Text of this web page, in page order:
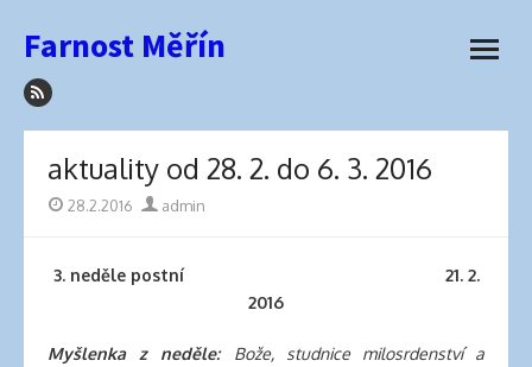
with
lingerie
na
Farnost Měřín
otevřít
aktuality od 28. 2. do 6. 3. 2016
Publikováno
28.2.2016 Autoradmin
3. neděle postní 21. 2.
2016
Myšlenka z neděle: Bože, studnice milosrdenství a